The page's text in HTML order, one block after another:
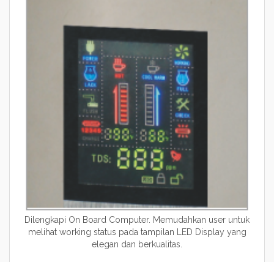
Dilengkapi On Board Computer. Memudahkan user untuk
melihat working status pada tampilan LED Display yang
elegan dan berkualitas.